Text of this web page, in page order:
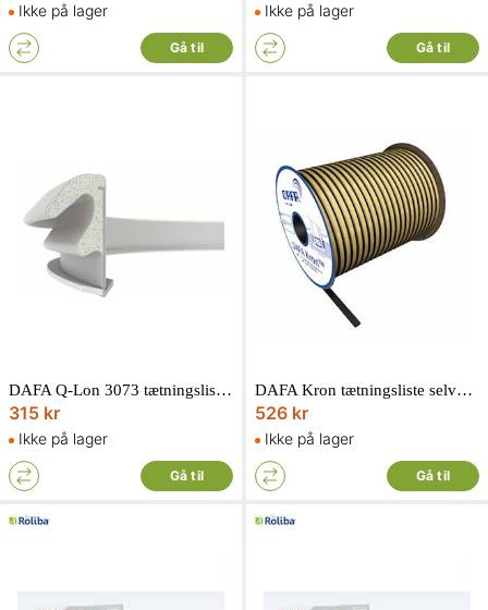
Ikke på lager
Gå til
Ikke på lager
Gå til
DAFA Q-Lon 3073 tætningsliste grå GDS 10 meter
315 kr
Ikke på lager
Gå til
DAFA Kron tætningsliste selvklæbende 4 x 10 mm 125 meter
526 kr
Ikke på lager
Gå til